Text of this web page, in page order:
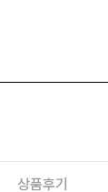
상품후기